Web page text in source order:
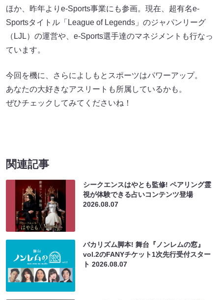
ほか、昨年よりe-Sports事業にも参画。現在、超有名e-
Sportsタイトル「League of Legends」のジャパンリーグ
（LJL）の運営や、e-Sports選手達のマネジメントも行なっ
ています。
今回を機に、さらによしもとスポーツはパワーアップ。
あなたの大好きなアスリートも所属しているかも。
ぜひチェックしてみてくださいね！
関連記事
シークエンスはやとも監修! ペアリング霊
視が体験できる占いコンテンツ登場
2026.08.07
バカリズム脚本! 舞台『ノンレムの窓』
vol.2のFANYチケット1次先行受付スター
ト2026.08.07